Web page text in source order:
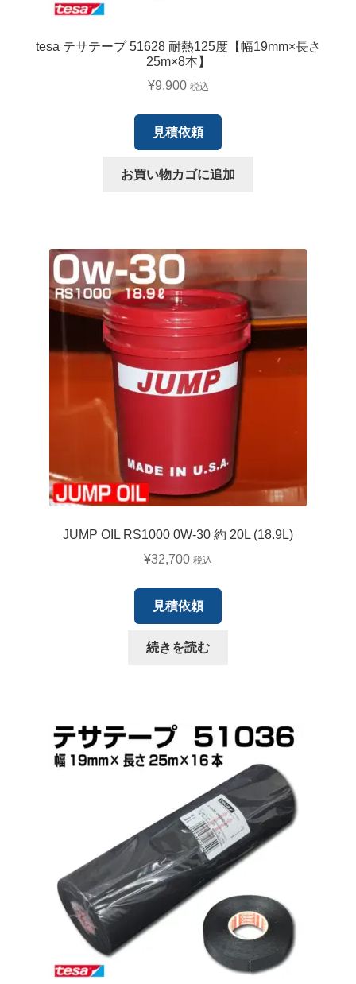
tesa テサテープ 51628 耐熱125度【幅19mm×長さ
25m×8本】
¥9,900 税込
見積依頼
お買い物カゴに追加
JUMP OIL RS1000 0W-30 約 20L (18.9L)
¥32,700 税込
見積依頼
続きを読む